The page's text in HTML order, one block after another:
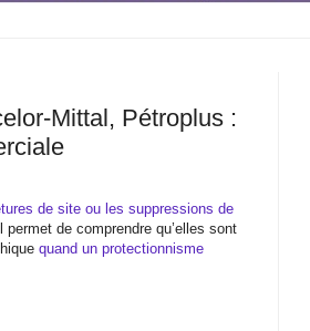
Mittal, Pétroplus :
de site ou les suppressions de
permet de comprendre qu’elles sont
quand un protectionnisme